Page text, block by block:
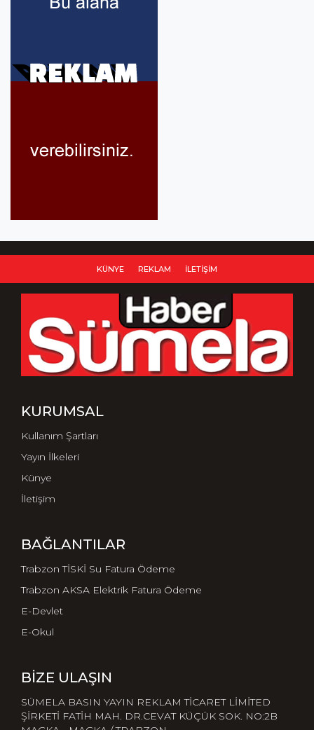
KÜNYE REKLAM İLETIŞIM
KURUMSAL
Kullanım Şartları
Yayın İlkeleri
Künye
İletişim
BAĞLANTILAR
Trabzon TİSKİ Su Fatura Ödeme
Trabzon AKSA Elektrik Fatura Ödeme
E-Devlet
E-Okul
BIZE ULAŞIN
SÜMELA BASIN YAYIN REKLAM TİCARET LİMİTED
ŞİRKETİ FATİH MAH. DR.CEVAT KÜÇÜK SOK. NO:2B